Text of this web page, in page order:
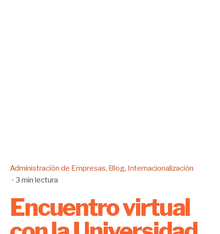
Administración de Empresas Blog Internacionalización
3 min lectura
Encuentro virtual